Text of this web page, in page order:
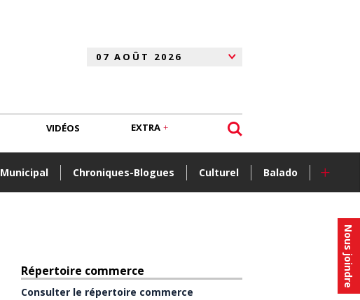
Nous joindre
Municipal Chroniques-Blogues Culturel Balado +
VIDÉOS EXTRA
Répertoire commerce
Consulter le répertoire commerce